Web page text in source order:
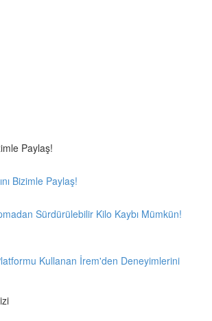
Paylaş!
Bizimle Paylaş!
Sürdürülebilir Kilo Kaybı Mümkün!
Kullanan İrem'den Deneyimlerini